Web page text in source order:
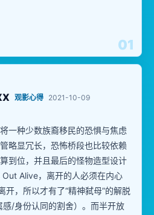
01
观影心得 2021-10-09
一种少数族裔移民的恐惧与焦虑
略显冗长，恐怖桥段也比较依赖
到位，并且最后的怪物造型设计
Alive，离开的人必须在内心
开，所以才有了“精神弑母”的解脱
/身份认同的割舍）。而半开放